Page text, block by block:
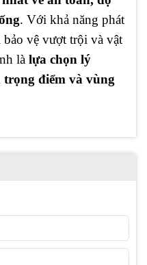
. Với khả năng phát
vệ vượt trội và vật
là lựa chọn lý
điểm và vùng